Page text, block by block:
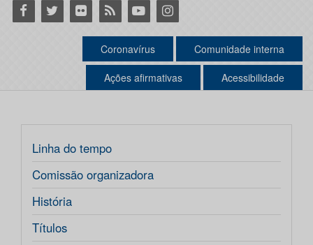
Facebook
Twitter Flickr RSS YoutubeInstagram
Coronavírus Comunidade interna
Ações afirmativas Acessibilidade
Linha do tempo
Comissão organizadora
História
Títulos